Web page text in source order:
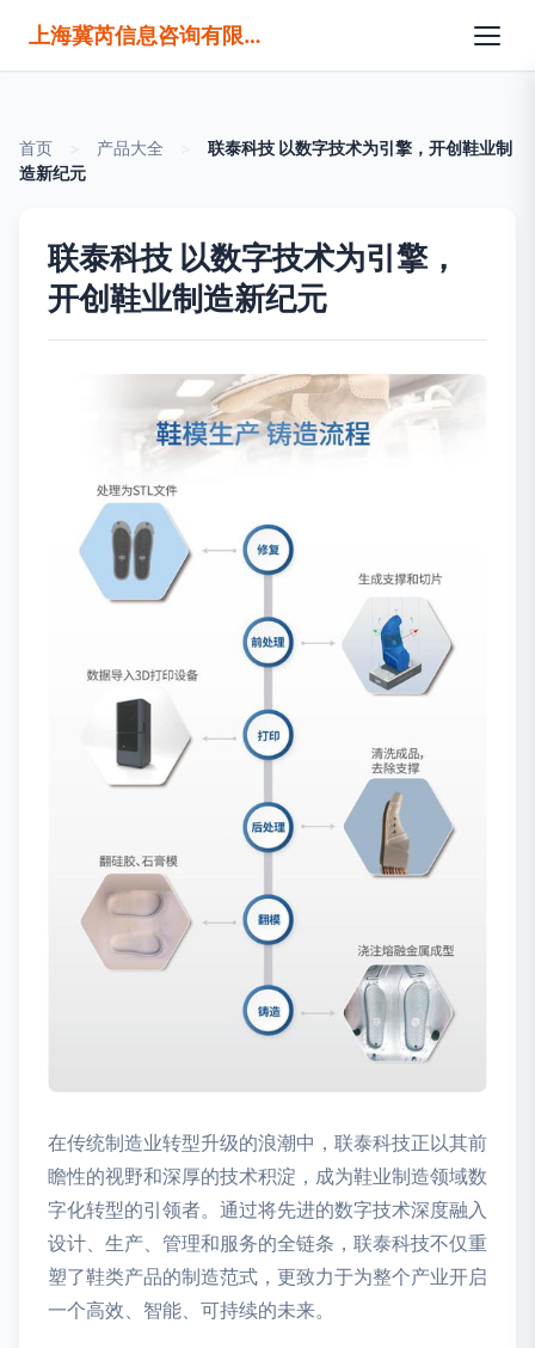
上海冀芮信息咨询有限公司
首页 产品大全
联泰科技 以数字技术为引擎，开创鞋业制
造新纪元
联泰科技 以数字技术为引擎，
开创鞋业制造新纪元
在传统制造业转型升级的浪潮中，联泰科技正以其前
瞻性的视野和深厚的技术积淀，成为鞋业制造领域数
字化转型的引领者。通过将先进的数字技术深度融入
设计、生产、管理和服务的全链条，联泰科技不仅重
塑了鞋类产品的制造范式，更致力于为整个产业开启
一个高效、智能、可持续的未来。